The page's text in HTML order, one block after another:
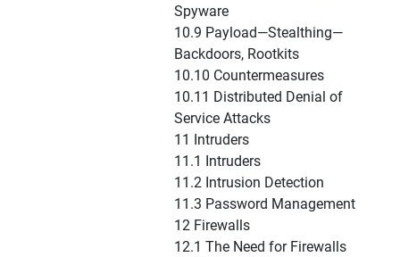
Spyware
10.9 Payload—Stealthing—
Backdoors, Rootkits
10.10 Countermeasures
10.11 Distributed Denial of
Service Attacks
11 Intruders
11.1 Intruders
11.2 Intrusion Detection
11.3 Password Management
12 Firewalls
12.1 The Need for Firewalls